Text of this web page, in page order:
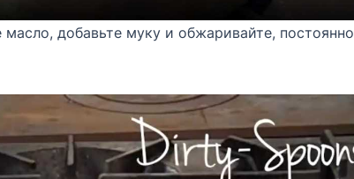
добавьте муку и обжаривайте, постоянно